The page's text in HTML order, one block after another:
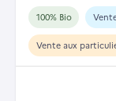
100% Bio
Vente aux